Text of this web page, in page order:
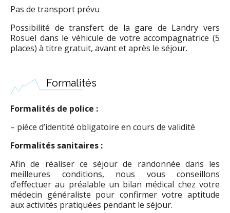
Pas de transport prévu
Possibilité de transfert de la gare de Landry vers
Rosuel dans le véhicule de votre accompagnatrice (5
places) à titre gratuit, avant et après le séjour.
Formalités
Formalités de police :
– pièce d’identité obligatoire en cours de validité
Formalités sanitaires :
Afin de réaliser ce séjour de randonnée dans les
meilleures conditions, nous vous conseillons
d’effectuer au préalable un bilan médical chez votre
médecin généraliste pour confirmer votre aptitude
aux activités pratiquées pendant le séjour.